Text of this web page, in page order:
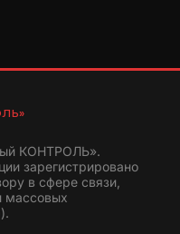
КОНТРОЛЬ».
зарегистрировано
в сфере связи,
массовых